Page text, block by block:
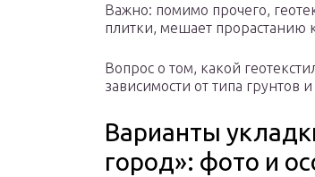
Важно: помимо прочего,
плитки, мешает прорастанию
Вопрос о том, какой
зависимости от типа грунтов
Варианты
город»: фото и